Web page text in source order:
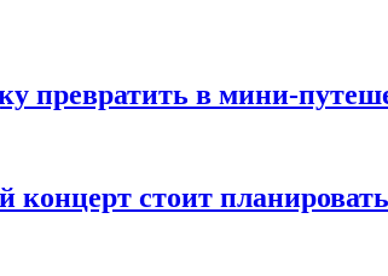
превратить в мини-
стоит